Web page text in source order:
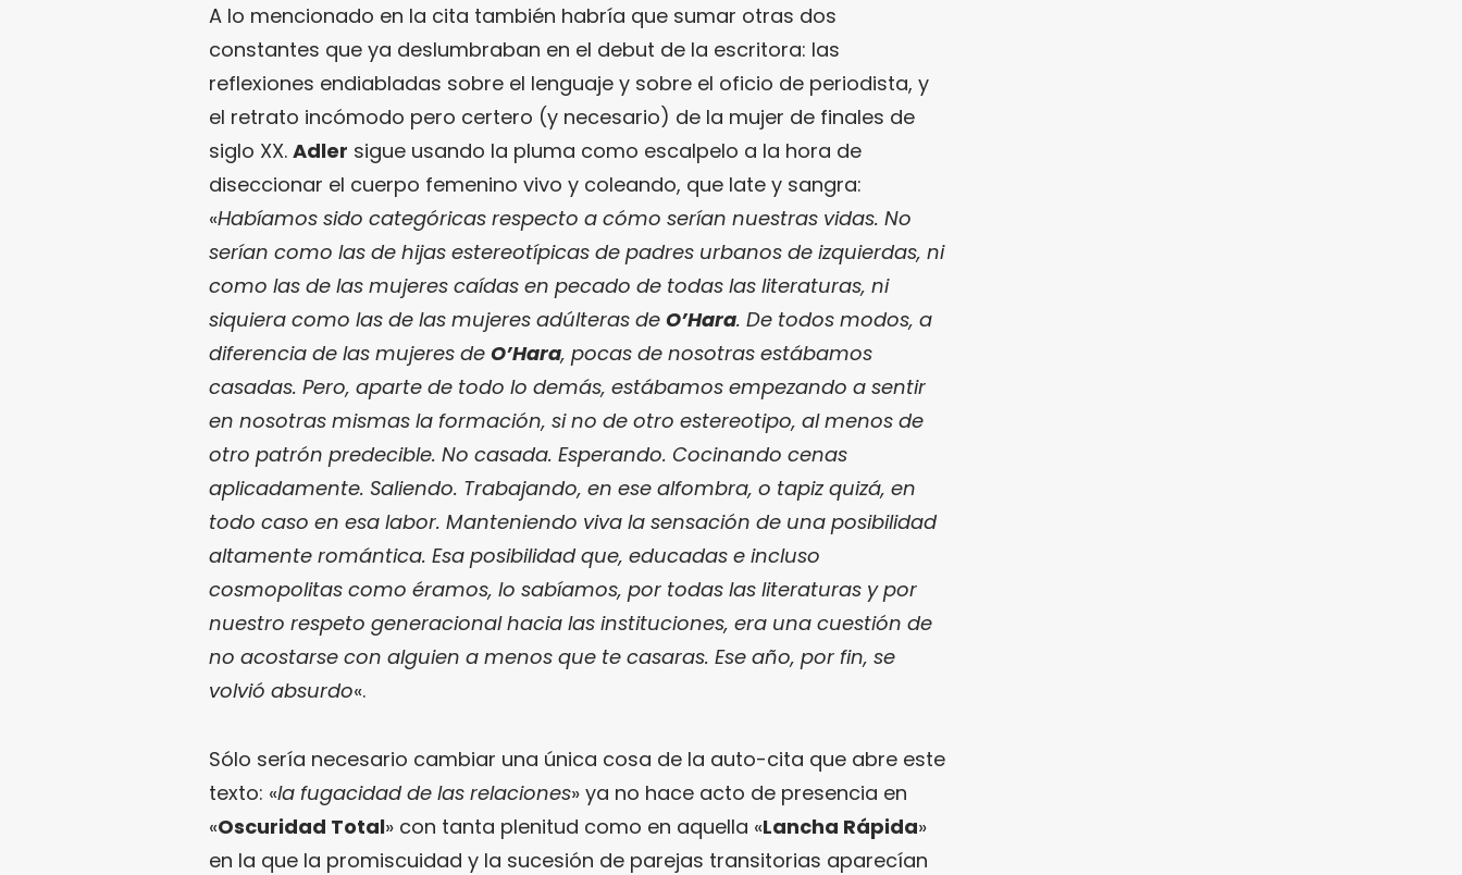
A lo mencionado en la cita también habría que sumar otras dos
constantes que ya deslumbraban en el debut de la escritora: las
reflexiones endiabladas sobre el lenguaje y sobre el oficio de periodista, y
el retrato incómodo pero certero (y necesario) de la mujer de finales de
siglo XX. Adler sigue usando la pluma como escalpelo a la hora de
diseccionar el cuerpo femenino vivo y coleando, que late y sangra:
«Habíamos sido categóricas respecto a cómo serían nuestras vidas. No
serían como las de hijas estereotípicas de padres urbanos de izquierdas, ni
como las de las mujeres caídas en pecado de todas las literaturas, ni
siquiera como las de las mujeres adúlteras de O’Hara. De todos modos, a
diferencia de las mujeres de O’Hara, pocas de nosotras estábamos
casadas. Pero, aparte de todo lo demás, estábamos empezando a sentir
en nosotras mismas la formación, si no de otro estereotipo, al menos de
otro patrón predecible. No casada. Esperando. Cocinando cenas
aplicadamente. Saliendo. Trabajando, en ese alfombra, o tapiz quizá, en
todo caso en esa labor. Manteniendo viva la sensación de una posibilidad
altamente romántica. Esa posibilidad que, educadas e incluso
cosmopolitas como éramos, lo sabíamos, por todas las literaturas y por
nuestro respeto generacional hacia las instituciones, era una cuestión de
no acostarse con alguien a menos que te casaras. Ese año, por fin, se
volvió absurdo«.
Sólo sería necesario cambiar una única cosa de la auto-cita que abre este
texto: «la fugacidad de las relaciones» ya no hace acto de presencia en
«Oscuridad Total» con tanta plenitud como en aquella «Lancha Rápida»
en la que la promiscuidad y la sucesión de parejas transitorias aparecían